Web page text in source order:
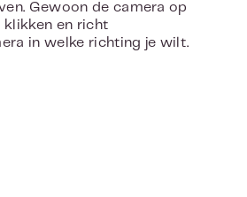
Gewoon de camera op
klikken en richt
in welke richting je wilt.